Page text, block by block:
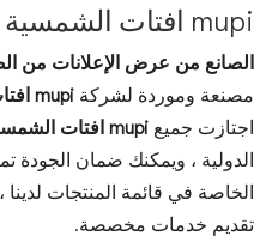
mupi افتات الشمسية
الصانع من عرض الإعلانات من
مصنعة وموردة لشركة mupi افتات الشمسية
اجتازت جميع mupi افتات الشمسية
الدولية ، ويمكنك ضمان الجودة
الخاصة في قائمة المنتجات لدينا
تقديم خدمات مخصصة.